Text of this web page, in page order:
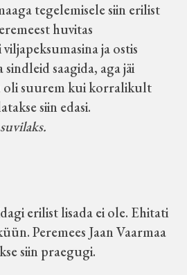
tegelemisele siin erilist
huvitas
ja ostis
saagida, aga jäi
oli suurem kui korralikult
siin edasi.
erilist lisada ei ole. Ehitati
Peremees Jaan Vaarmaa
siin praegugi.